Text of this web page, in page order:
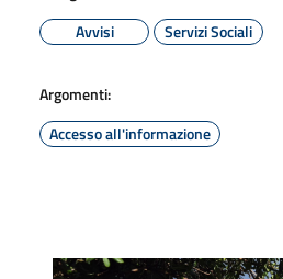
Avvisi
Servizi Sociali
Argomenti:
Accesso all'informazione